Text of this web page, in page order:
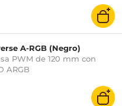
A-RGB (Negro)
PWM de 120 mm con
ARGB